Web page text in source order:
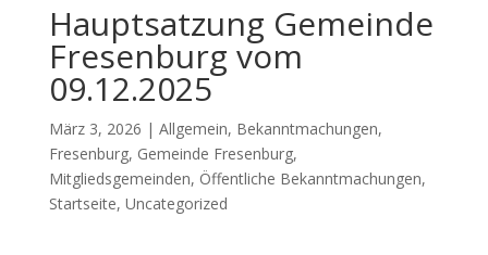
Hauptsatzung Gemeinde
Fresenburg vom
09.12.2025
März 3, 2026 | Allgemein, Bekanntmachungen,
Fresenburg, Gemeinde Fresenburg,
Mitgliedsgemeinden, Öffentliche Bekanntmachungen,
Startseite, Uncategorized